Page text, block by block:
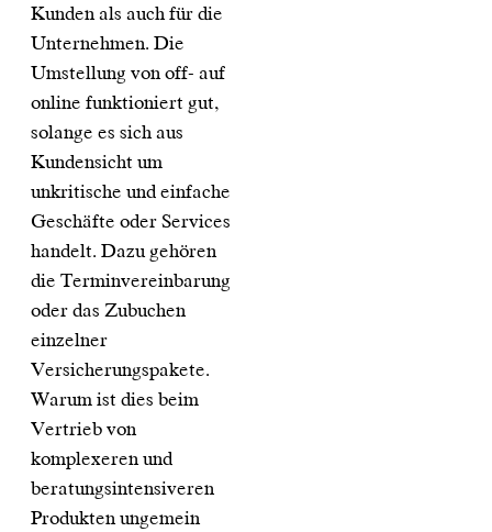
Kunden als auch für die
Unternehmen. Die
Umstellung von off- auf
online funktioniert gut,
solange es sich aus
Kundensicht um
unkritische und einfache
Geschäfte oder Services
handelt. Dazu gehören
die Terminvereinbarung
oder das Zubuchen
einzelner
Versicherungspakete.
Warum ist dies beim
Vertrieb von
komplexeren und
beratungsintensiveren
Produkten ungemein